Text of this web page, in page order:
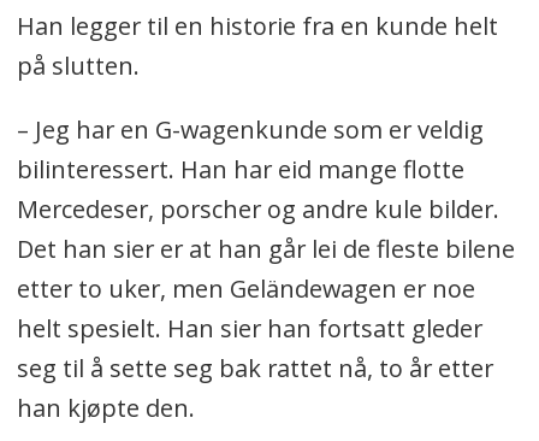
Han legger til en historie fra en kunde helt
på slutten.
– Jeg har en G-wagenkunde som er veldig
bilinteressert. Han har eid mange flotte
Mercedeser, porscher og andre kule bilder.
Det han sier er at han går lei de fleste bilene
etter to uker, men Geländewagen er noe
helt spesielt. Han sier han fortsatt gleder
seg til å sette seg bak rattet nå, to år etter
han kjøpte den.